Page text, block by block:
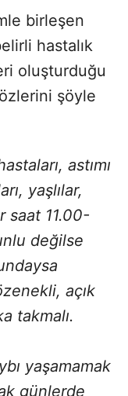
birleşen
hastalık
oluşturduğu
şöyle
astımı
yaşlılar,
saat 11.00-
değilse
açık
takmalı.
yaşamamak
günlerde